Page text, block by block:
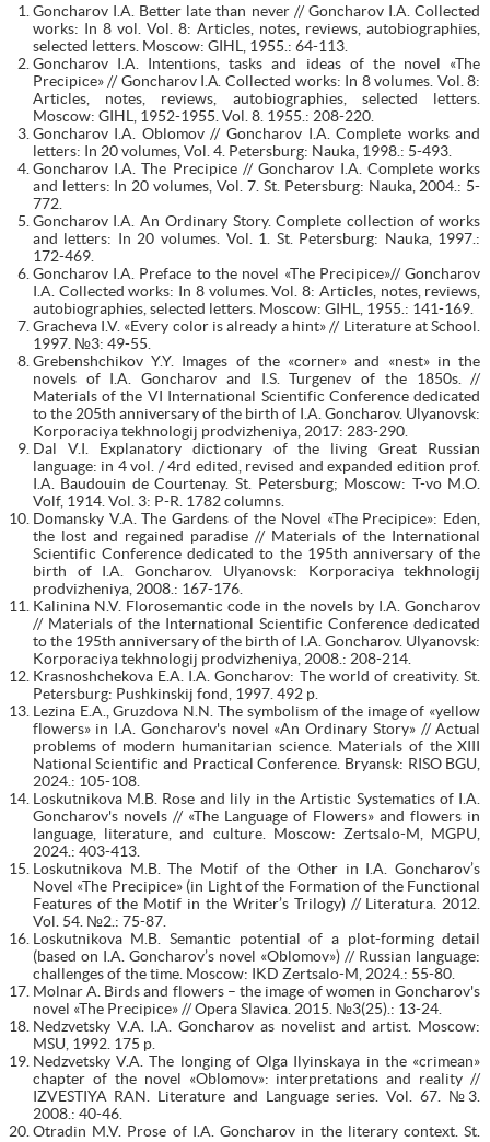
Goncharov I.A. Better late than never // Goncharov I.A. Collected
works: In 8 vol. Vol. 8: Articles, notes, reviews, autobiographies,
selected letters. Moscow: GIHL, 1955.: 64-113.
Goncharov I.A. Intentions, tasks and ideas of the novel «The
Precipice» // Goncharov I.А. Collected works: In 8 volumes. Vol. 8:
Articles, notes, reviews, autobiographies, selected letters.
Moscow: GIHL, 1952-1955. Vol. 8. 1955.: 208-220.
Goncharov I.A. Oblomov // Goncharov I.A. Complete works and
letters: In 20 volumes, Vol. 4. Petersburg: Nauka, 1998.: 5-493.
Goncharov I.A. The Precipice // Goncharov I.A. Complete works
and letters: In 20 volumes, Vol. 7. St. Petersburg: Nauka, 2004.: 5-
772.
Goncharov I.A. An Ordinary Story. Complete collection of works
and letters: In 20 volumes. Vol. 1. St. Petersburg: Nauka, 1997.:
172-469.
Goncharov I.A. Preface to the novel «The Precipice»// Goncharov
I.A. Collected works: In 8 volumes. Vol. 8: Articles, notes, reviews,
autobiographies, selected letters. Moscow: GIHL, 1955.: 141-169.
Gracheva I.V. «Every color is already a hint» // Literature at School.
1997. №3: 49-55.
Grebenshchikov Y.Y. Images of the «corner» and «nest» in the
novels of I.A. Goncharov and I.S. Turgenev of the 1850s. //
Materials of the VI International Scientific Conference dedicated
to the 205th anniversary of the birth of I.A. Goncharov. Ulyanovsk:
Korporaciya tekhnologij prodvizheniya, 2017: 283-290.
Dal V.I. Explanatory dictionary of the living Great Russian
language: in 4 vol. / 4rd edited, revised and expanded edition prof.
I.A. Baudouin de Courtenay. St. Petersburg; Moscow: T-vo M.O.
Volf, 1914. Vol. 3: P-R. 1782 columns.
Domansky V.A. The Gardens of the Novel «The Precipice»: Eden,
the lost and regained paradise // Materials of the International
Scientific Conference dedicated to the 195th anniversary of the
birth of I.A. Goncharov. Ulyanovsk: Korporaciya tekhnologij
prodvizheniya, 2008.: 167-176.
Kalinina N.V. Florosemantic code in the novels by I.A. Goncharov
// Materials of the International Scientific Conference dedicated
to the 195th anniversary of the birth of I.A. Goncharov. Ulyanovsk:
Korporaciya tekhnologij prodvizheniya, 2008.: 208-214.
Krasnoshchekova E.A. I.A. Goncharov: The world of creativity. St.
Petersburg: Pushkinskij fond, 1997. 492 p.
Lezina E.A., Gruzdova N.N. The symbolism of the image of «yellow
flowers» in I.A. Goncharov's novel «An Ordinary Story» // Actual
problems of modern humanitarian science. Materials of the XIII
National Scientific and Practical Conference. Bryansk: RISO BGU,
2024.: 105-108.
Loskutnikova M.B. Rose and lily in the Artistic Systematics of I.A.
Goncharov's novels // «The Language of Flowers» and flowers in
language, literature, and culture. Moscow: Zertsalo-M, MGPU,
2024.: 403-413.
Loskutnikova M.B. The Motif of the Other in I.A. Goncharov’s
Novel «The Precipice» (in Light of the Formation of the Functional
Features of the Motif in the Writer’s Trilogy) // Literatura. 2012.
Vol. 54. №2.: 75-87.
Loskutnikova M.B. Semantic potential of a plot-forming detail
(based on I.A. Goncharov’s novel «Oblomov») // Russian language:
challenges of the time. Moscow: IKD Zertsalo-M, 2024.: 55-80.
Molnar A. Birds and flowers – the image of women in Goncharov's
novel «The Precipice» // Opera Slavica. 2015. №3(25).: 13-24.
Nedzvetsky V.A. I.A. Goncharov as novelist and artist. Moscow:
MSU, 1992. 175 p.
Nedzvetsky V.A. The longing of Olga Ilyinskaya in the «crimean»
chapter of the novel «Oblomov»: interpretations and reality //
IZVESTIYA RAN. Literature and Language series. Vol. 67. №3.
2008.: 40-46.
Otradin M.V. Prose of I.A. Goncharov in the literary context. St.